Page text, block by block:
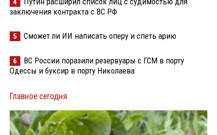
4
заключения контракта с ВС РФ
5 Сможет ли ИИ написать оперу и спеть арию
6
ВС России поразили резервуары с ГСМ в порту
Одессы и буксир в порту Николаева
Главное сегодня